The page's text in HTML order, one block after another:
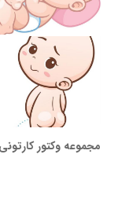
مجموعه وکتور